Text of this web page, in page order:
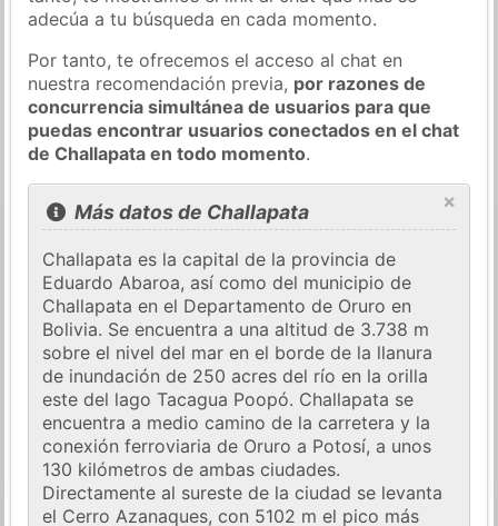
adecúa a tu búsqueda en cada momento.
Por tanto, te ofrecemos el acceso al chat en
nuestra recomendación previa, por razones de
concurrencia simultánea de usuarios para que
puedas encontrar usuarios conectados en el chat
de Challapata en todo momento.
×
Más datos de Challapata
Challapata es la capital de la provincia de
Eduardo Abaroa, así como del municipio de
Challapata en el Departamento de Oruro en
Bolivia. Se encuentra a una altitud de 3.738 m
sobre el nivel del mar en el borde de la llanura
de inundación de 250 acres del río en la orilla
este del lago Tacagua Poopó. Challapata se
encuentra a medio camino de la carretera y la
conexión ferroviaria de Oruro a Potosí, a unos
130 kilómetros de ambas ciudades.
Directamente al sureste de la ciudad se levanta
el Cerro Azanaques, con 5102 m el pico más